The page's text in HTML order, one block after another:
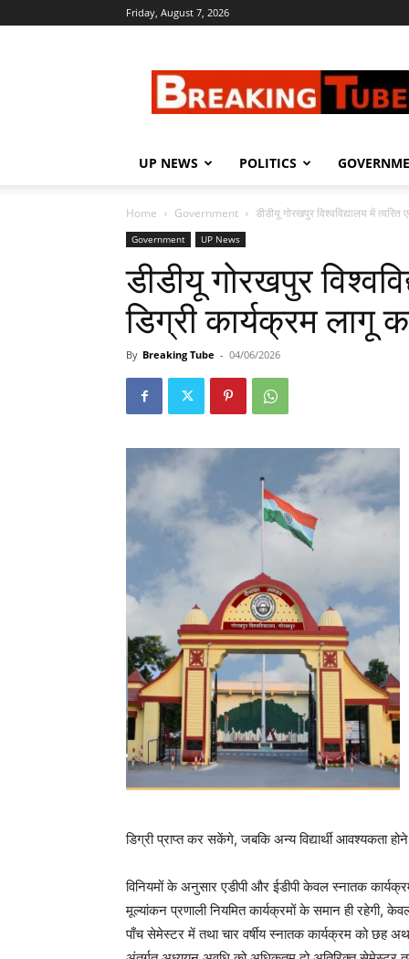
Friday, August 7, 2026
UP NEWS POLITICS
Home Government डीडीयू गोरखपुर विश्वविद्यालय में
Government UP News
डीडीयू गोरखपुर
डिग्री कार्यक्रम लागू
By Breaking Tube - 04/06/2026
डिग्री प्राप्त कर सकेंगे, जबकि अन्य विद्यार्थी आवश्यकता
विनियमों के अनुसार एडीपी और ईडीपी केवल स्नातक
मूल्यांकन प्रणाली नियमित कार्यक्रमों के समान ही रहेगी,
पाँच सेमेस्टर में तथा चार वर्षीय स्नातक कार्यक्रम को छह